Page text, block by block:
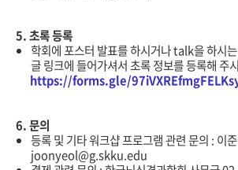
5. 초록 등록
학회에 포스터 발표를 하시거나 talk을 하시
글 링크에 들어가셔서 초록 정보를 등록해 주
https://forms.gle/
6. 문의
등록 및 기타 워크샵 프로그램 관련 문의 : 이
joonyeol@g.skku.edu